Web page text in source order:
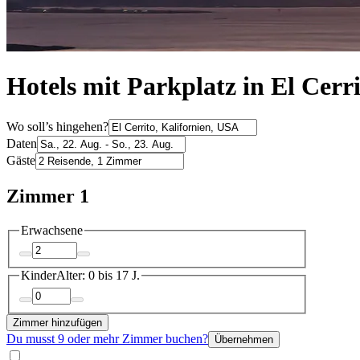
Hotels mit Parkplatz in El
Wo soll’s hingehen?
Daten
Gäste
Zimmer 1
Erwachsene
KinderAlter: 0 bis 17 J.
Zimmer hinzufügen
Du musst 9 oder mehr Zimmer buchen? Übernehmen